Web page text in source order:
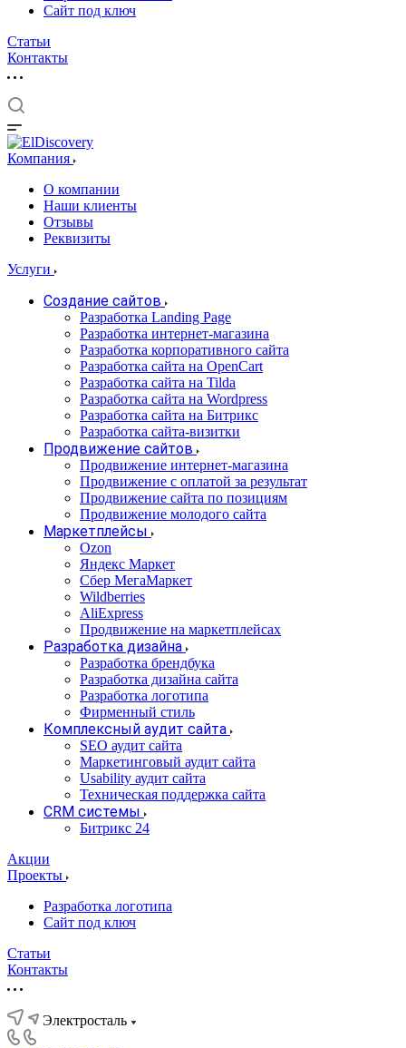
Сайт под ключ
Статьи
Контакты
Компания
О компании
Наши клиенты
Отзывы
Реквизиты
Услуги
Создание сайтов
Разработка Landing Page
Разработка интернет-магазина
Разработка корпоративного сайта
Разработка сайта на OpenCart
Разработка сайта на Tilda
Разработка сайта на Wordpress
Разработка сайта на Битрикс
Разработка сайта-визитки
Продвижение сайтов
Продвижение интернет-магазина
Продвижение с оплатой за результат
Продвижение сайта по позициям
Продвижение молодого сайта
Маркетплейсы
Ozon
Яндекс Маркет
Сбер МегаМаркет
Wildberries
AliExpress
Продвижение на маркетплейсах
Разработка дизайна
Разработка брендбука
Разработка дизайна сайта
Разработка логотипа
Фирменный стиль
Комплексный аудит сайта
SEO аудит сайта
Маркетинговый аудит сайта
Usability аудит сайта
Техническая поддержка сайта
CRM системы
Битрикс 24
Акции
Проекты
Разработка логотипа
Сайт под ключ
Статьи
Контакты
Электросталь